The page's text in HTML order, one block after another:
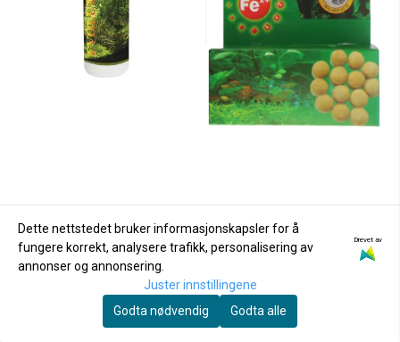
HAPPY LIFE Algin
Akvarieboden As
Filtus Plantenæring -
Dette nettstedet bruker informasjonskapsler for å
fungere korrekt, analysere trafikk, personalisering av
annonser og annonsering.
Drevet av
Juster innstillingene
Godta nødvendig
Godta alle